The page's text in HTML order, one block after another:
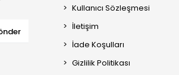
Kullanıcı Sözleşmesi
İletişim
İade Koşulları
Gizlilik Politikası